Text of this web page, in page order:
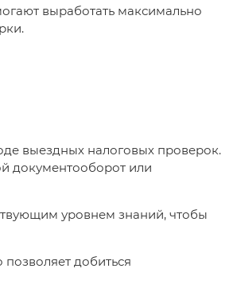
выработать максимально
выездных налоговых проверок.
документооборот или
уровнем знаний, чтобы
добиться